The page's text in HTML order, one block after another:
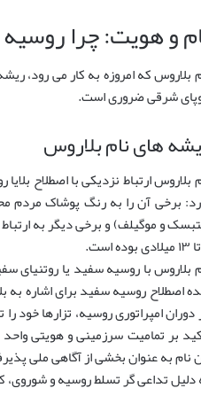
و هویت: چرا
بلاروس که امروزه به کار می رود،
شرقی ضروری است.
های نام بلاروس
برخی آن را به رنگ پوشاک مردم
و موگیلف) و برخی دیگر به
بلاروس با روسیه سفید یا روتنیای
اصطلاح روسیه سفید برای اشاره
دوران امپراتوری روسیه، تزارها
دلیل تداعی گر تسلط روسیه و